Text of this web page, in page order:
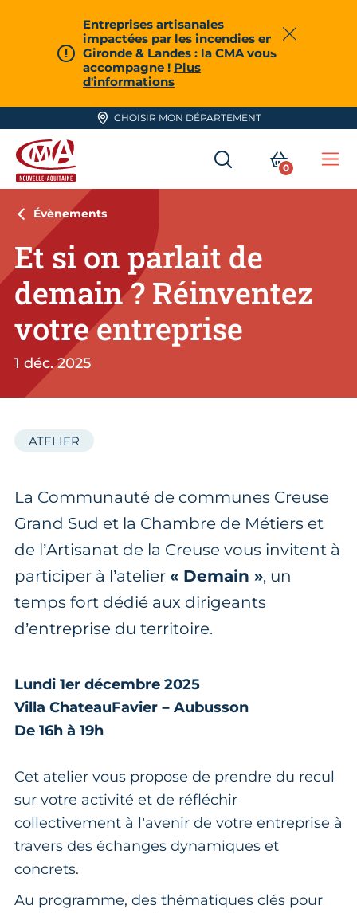
Entreprises artisanales
impactées par les incendies en
Gironde & Landes : la CMA vous
accompagne ! Plus
d'informations
Fermer
CHOISIR MON DÉPARTEMENT
CMA Nouvelle-Aquitaine
RECHERCHER
MON
0
Évènements
Et si on parlait de
demain ? Réinventez
votre entreprise
1 déc. 2025
ATELIER
La Communauté de communes Creuse
Grand Sud et la Chambre de Métiers et
de l’Artisanat de la Creuse vous invitent à
participer à l’atelier « Demain », un
temps fort dédié aux dirigeants
d’entreprise du territoire.
Lundi 1er décembre 2025
Villa ChateauFavier – Aubusson
De 16h à 19h
Cet atelier vous propose de prendre du recul
sur votre activité et de réfléchir
collectivement à l’avenir de votre entreprise à
travers des échanges dynamiques et
concrets.
Au programme, des thématiques clés pour